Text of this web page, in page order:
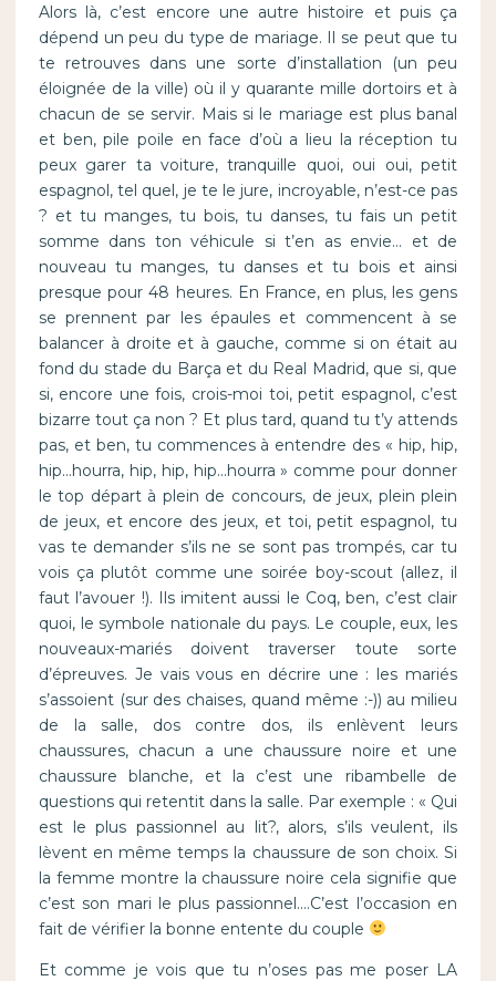
Alors là, c’est encore une autre histoire et puis ça
dépend un peu du type de mariage. Il se peut que tu
te retrouves dans une sorte d’installation (un peu
éloignée de la ville) où il y quarante mille dortoirs et à
chacun de se servir. Mais si le mariage est plus banal
et ben, pile poile en face d’où a lieu la réception tu
peux garer ta voiture, tranquille quoi, oui oui, petit
espagnol, tel quel, je te le jure, incroyable, n’est-ce pas
? et tu manges, tu bois, tu danses, tu fais un petit
somme dans ton véhicule si t’en as envie… et de
nouveau tu manges, tu danses et tu bois et ainsi
presque pour 48 heures. En France, en plus, les gens
se prennent par les épaules et commencent à se
balancer à droite et à gauche, comme si on était au
fond du stade du Barça et du Real Madrid, que si, que
si, encore une fois, crois-moi toi, petit espagnol, c’est
bizarre tout ça non ? Et plus tard, quand tu t’y attends
pas, et ben, tu commences à entendre des « hip, hip,
hip…hourra, hip, hip, hip…hourra » comme pour donner
le top départ à plein de concours, de jeux, plein plein
de jeux, et encore des jeux, et toi, petit espagnol, tu
vas te demander s’ils ne se sont pas trompés, car tu
vois ça plutôt comme une soirée boy-scout (allez, il
faut l’avouer !). Ils imitent aussi le Coq, ben, c’est clair
quoi, le symbole nationale du pays. Le couple, eux, les
nouveaux-mariés doivent traverser toute sorte
d’épreuves. Je vais vous en décrire une : les mariés
s’assoient (sur des chaises, quand même :-)) au milieu
de la salle, dos contre dos, ils enlèvent leurs
chaussures, chacun a une chaussure noire et une
chaussure blanche, et la c’est une ribambelle de
questions qui retentit dans la salle. Par exemple : « Qui
est le plus passionnel au lit?, alors, s’ils veulent, ils
lèvent en même temps la chaussure de son choix. Si
la femme montre la chaussure noire cela signifie que
c’est son mari le plus passionnel….C’est l’occasion en
fait de vérifier la bonne entente du couple
Et comme je vois que tu n’oses pas me poser LA